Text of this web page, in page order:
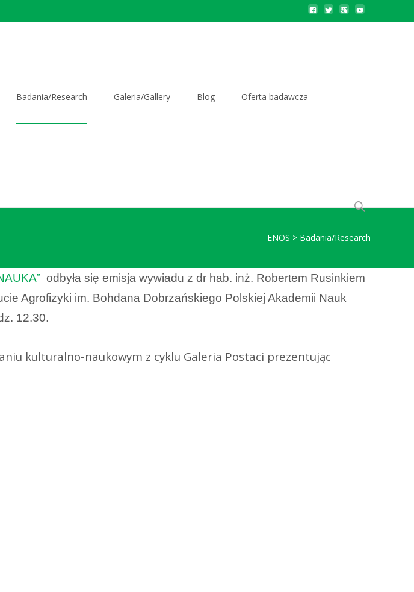
Badania/Research Galeria/Gallery Blog Oferta badawcza
Szukaj:
ENOS > Badania/Research
odbyła się emisja wywiadu z dr hab. inż. Robertem Rusinkiem
Agrofizyki im. Bohdana Dobrzańskiego Polskiej Akademii Nauk
12.30.
kulturalno-naukowym z cyklu Galeria Postaci prezentując